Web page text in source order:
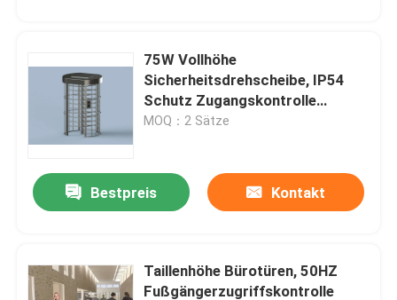
75W Vollhöhe
Sicherheitsdrehscheibe, IP54
Schutz Zugangskontrolle
Drehscheibe Tor
MOQ：2 Sätze
Bestpreis Kontakt
Taillenhöhe Bürotüren, 50HZ
Fußgängerzugriffskontrolle